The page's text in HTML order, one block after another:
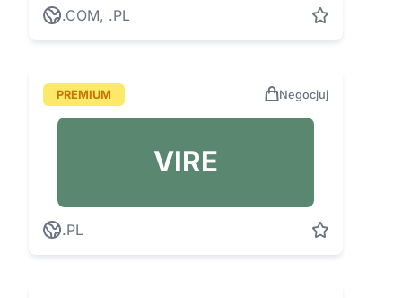
.COM, .PL
PREMIUM Negocjuj
VIRE
.PL